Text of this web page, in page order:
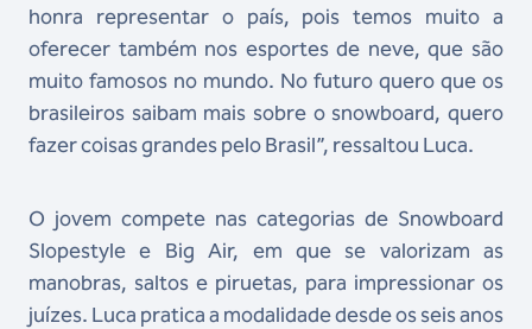
honra representar o país, pois temos muito a
oferecer também nos esportes de neve, que são
muito famosos no mundo. No futuro quero que os
brasileiros saibam mais sobre o snowboard, quero
fazer coisas grandes pelo Brasil”, ressaltou Luca.
O jovem compete nas categorias de Snowboard
Slopestyle e Big Air, em que se valorizam as
manobras, saltos e piruetas, para impressionar os
juízes. Luca pratica a modalidade desde os seis anos